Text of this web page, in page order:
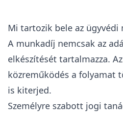
Mi tartozik bele az ügyvédi
A munkadíj nemcsak az
elkészítését tartalmazza.
közreműködés a folyamat
is kiterjed.
Személyre szabott jogi